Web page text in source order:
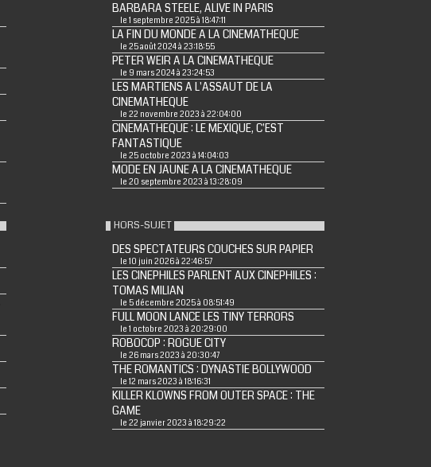
BARBARA STEELE, ALIVE IN PARIS
le 1 septembre 2025 à 18:47:11
LA FIN DU MONDE A LA CINEMATHEQUE
le 25 août 2024 à 23:18:55
PETER WEIR A LA CINEMATHEQUE
le 9 mars 2024 à 23:24:53
LES MARTIENS A L'ASSAUT DE LA
CINEMATHEQUE
le 22 novembre 2023 à 22:04:00
CINEMATHEQUE : LE MEXIQUE, C'EST
FANTASTIQUE
le 25 octobre 2023 à 14:04:03
MODE EN JAUNE A LA CINEMATHEQUE
le 20 septembre 2023 à 13:28:09
HORS-SUJET
DES SPECTATEURS COUCHES SUR PAPIER
le 10 juin 2026 à 22:46:57
LES CINEPHILES PARLENT AUX CINEPHILES :
TOMAS MILIAN
le 5 décembre 2025 à 08:51:49
FULL MOON LANCE LES TINY TERRORS
le 1 octobre 2023 à 20:29:00
ROBOCOP : ROGUE CITY
le 26 mars 2023 à 20:30:47
THE ROMANTICS : DYNASTIE BOLLYWOOD
le 12 mars 2023 à 18:16:31
KILLER KLOWNS FROM OUTER SPACE : THE
GAME
le 22 janvier 2023 à 18:29:22